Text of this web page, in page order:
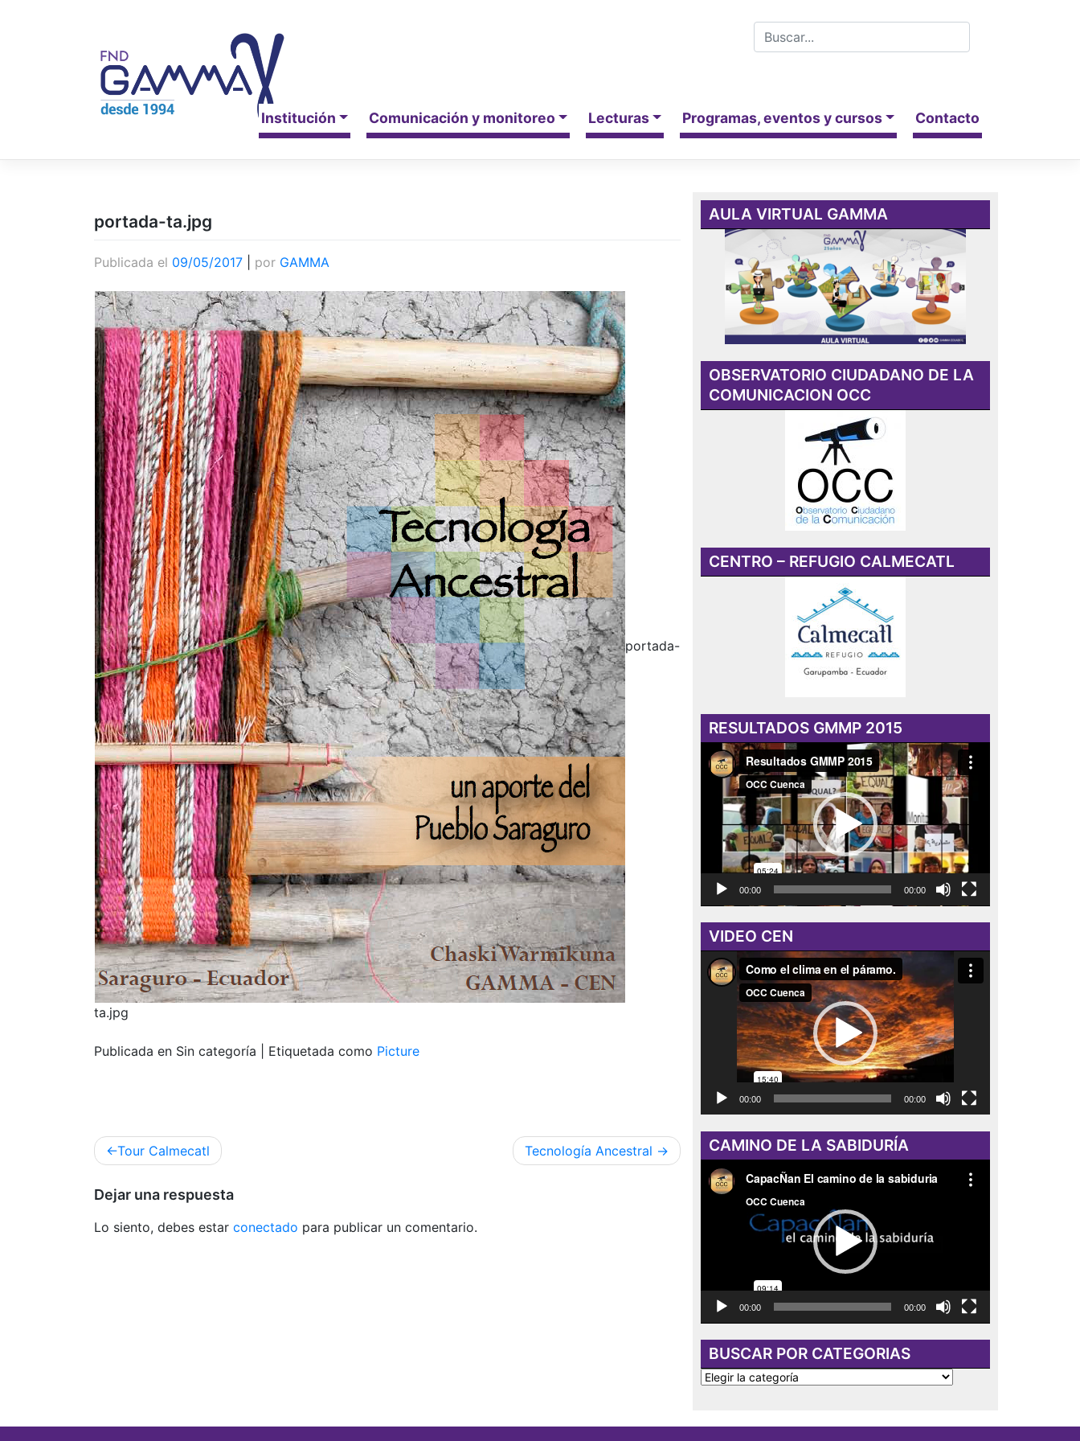
Institución Comunicación y monitoreo Lecturas Programas, eventos y cursos Contacto
portada-ta.jpg
Publicada el 09/05/2017 por GAMMA
portada-
ta.jpg
Publicada en Sin categoría Etiquetada como Picture
Navegación
de
entradas
Tour Calmecatl Tecnología Ancestral
Dejar una respuesta
Lo siento, debes estar conectado para publicar un comentario.
AULA VIRTUAL GAMMA
OBSERVATORIO CIUDADANO DE LA
COMUNICACION OCC
CENTRO – REFUGIO CALMECATL
RESULTADOS GMMP 2015
Reproductor
de
vídeo
00:00 00:00
VIDEO CEN
Reproductor
de
00:00 00:00
CAMINO DE LA SABIDURÍA
Reproductor
de
00:00 00:00
BUSCAR POR CATEGORIAS
BUSCAR